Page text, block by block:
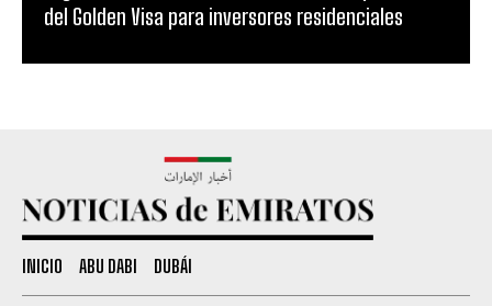
del Golden Visa para inversores residenciales
INICIO ABU DABI DUBÁI